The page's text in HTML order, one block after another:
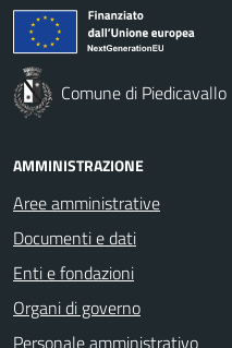
Comune di Piedicavallo
AMMINISTRAZIONE
Aree amministrative
Documenti e dati
Enti e fondazioni
Organi di governo
Personale amministrativo